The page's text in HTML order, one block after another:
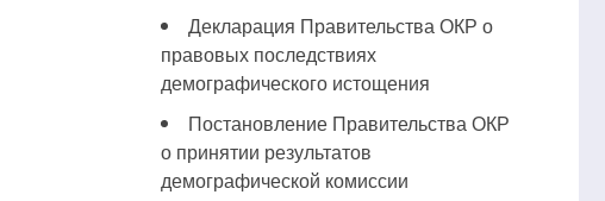
Декларация Правительства ОКР о
правовых последствиях
демографического истощения
Постановление Правительства ОКР
о принятии результатов
демографической комиссии